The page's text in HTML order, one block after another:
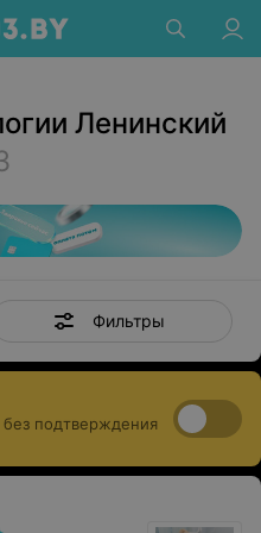
Ленинский
Фильтры
без подтверждения